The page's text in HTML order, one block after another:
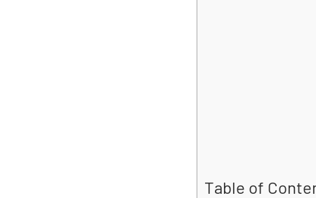
Table of